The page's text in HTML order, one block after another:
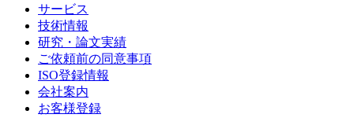
サービス
技術情報
研究・論文実績
ご依頼前の同意事項
ISO登録情報
会社案内
お客様登録